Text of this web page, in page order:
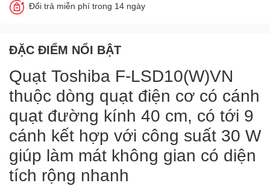
Đổi trả miễn phí trong 14 ngày
ĐẶC ĐIỂM NỔI BẬT
Quạt Toshiba F-LSD10(W)VN
thuộc dòng quạt điện cơ có cánh
quạt đường kính 40 cm, có tới 9
cánh kết hợp với công suất 30 W
giúp làm mát không gian có diện
tích rộng nhanh